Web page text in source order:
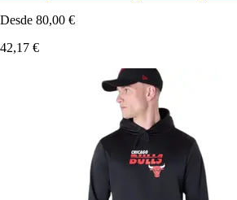
Desde 80,00 €
42,17 €